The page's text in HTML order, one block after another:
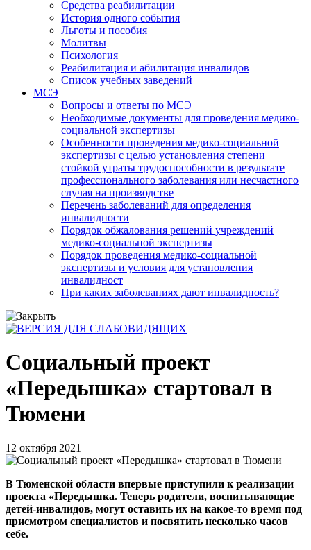
Средства реабилитации
История одного события
Льготы и пособия
Молитвы
Психология
Реабилитация и абилитация инвалидов
Список учебных заведений
МСЭ
Вопросы и ответы по МСЭ
Необходимые документы для проведения медико-
социальной экспертизы
Особенности проведения медико-социальной
экспертизы с целью установления степени
стойкой утраты трудоспособности в результате
профессионального заболевания или несчастного
случая на производстве
Перечень заболеваний для определения
инвалидности
Порядок обжалования решений учреждений
медико-социальной экспертизы
Порядок проведения медико-социальной
экспертизы и условия для установления
инвалидност
При каких заболеваниях дают инвалидность?
Социальный проект
«Передышка» стартовал в
Тюмени
12 октября 2021
В Тюменской области впервые приступили к реализации
проекта «Передышка. Теперь родители, воспитывающие
детей-инвалидов, могут оставить их на какое-то время под
присмотром специалистов и посвятить несколько часов
себе.